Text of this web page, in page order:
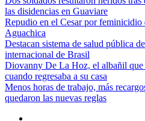
las disidencias en Guaviare
Repudio en el Cesar por feminicidio
Aguachica
Destacan sistema de salud pública
internacional de Brasil
Diovanny De La Hoz, el albañil
cuando regresaba a su casa
Menos horas de trabajo, más
quedaron las nuevas reglas